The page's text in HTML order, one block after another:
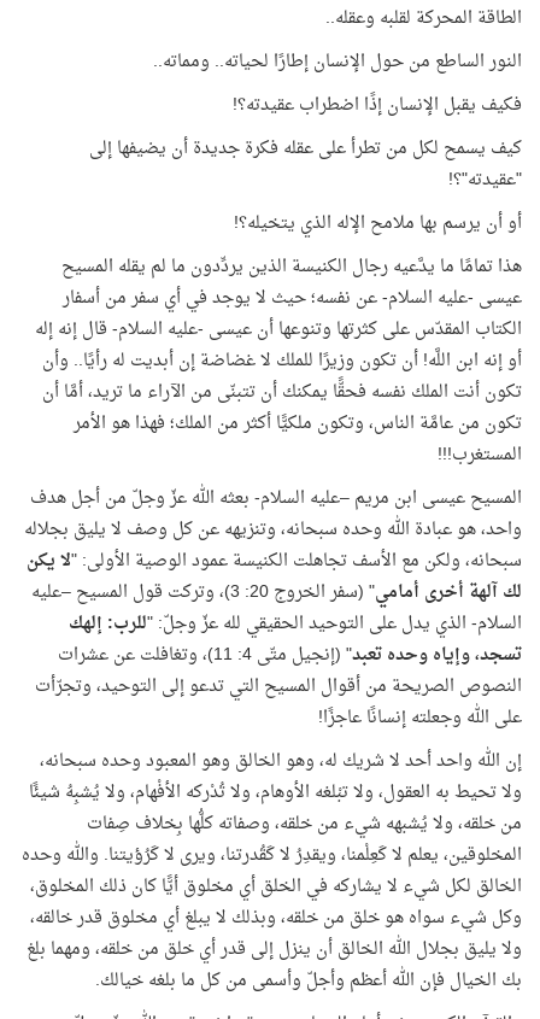
الطاقة المحركة لقلبه وعقله..
النور الساطع من حول الإنسان إطارًا لحياته.. ومماته..
فكيف يقبل الإنسان إذًا اضطراب عقيدته؟!
كيف يسمح لكل من تطرأ على عقله فكرة جديدة أن يضيفها إلى
"عقيدته"؟!
أو أن يرسم بها ملامح الإله الذي يتخيله؟!
هذا تمامًا ما يدَّعيه رجال الكنيسة الذين يردِّدون ما لم يقله المسيح
عيسى -عليه السلام- عن نفسه؛ حيث لا يوجد في أي سفر من أسفار
الكتاب المقدّس على كثرتها وتنوعها أن عيسى -عليه السلام- قال إنه إله
أو إنه ابن اللَّه! أن تكون وزيرًا للملك لا غضاضة إن أبديت له رأيًا.. وأن
تكون أنت الملك نفسه فحقًّا يمكنك أن تتبنّى من الآراء ما تريد، أمَّا أن
تكون من عامَّة الناس، وتكون ملكيًّا أكثر من الملك؛ فهذا هو الأمر
المستغرب!!!
المسيح عيسى ابن مريم –عليه السلام- بعثه الله عزّ وجلّ من أجل هدف
واحد، هو عبادة الله وحده سبحانه، وتنزيهه عن كل وصف لا يليق بجلاله
سبحانه، ولكن مع الأسف تجاهلت الكنيسة عمود الوصية الأولى: "لا يكن
لك آلهة أخرى أمامي
" (سفر الخروج 20: 3)، وتركت قول المسيح –عليه
السلام- الذي يدل على التوحيد الحقيقي لله عزّ وجلّ: "للرب: إلهك
تسجد، وإياه وحده تعبد
" (إنجيل متّى 4: 11)، وتغافلت عن عشرات
النصوص الصريحة من أقوال المسيح التي تدعو إلى التوحيد، وتجرّأت
على الله وجعلته إنسانًا عاجزًا!
إن الله واحد أحد لا شريك له، وهو الخالق وهو المعبود وحده سبحانه،
ولا تحيط به العقول، ولا تبْلغه الأوهام، ولا تُدْركه الأفْهام، ولا يُشبِهُ شيئًا
من خلقه، ولا يُشبهه شيء من خلقه، وصفاته كلُّها بِخلاف صِفات
المخلوقين، يعلم لا كَعِلْمنا، ويقدِرُ لا كَقُدرتنا، ويرى لا كَرُؤيتنا. والله وحده
الخالق لكل شيء لا يشاركه في الخلق أي مخلوق أيًّا كان ذلك المخلوق،
وكل شيء سواه هو خلق من خلقه، وبذلك لا يبلغ أي مخلوق قدر خالقه،
ولا يليق بجلال الله الخالق أن ينزل إلى قدر أي خلق من خلقه، ومهما بلغ
بك الخيال فإن الله أعظم وأجلّ وأسمى من كل ما بلغه خيالك.